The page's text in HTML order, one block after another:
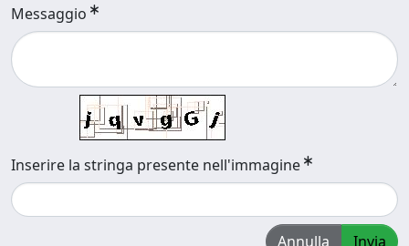
Messaggio
Inserire la stringa presente nell'immagine
Annulla Invia